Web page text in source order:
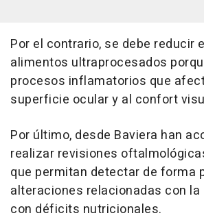
Por el contrario, se debe reducir
alimentos ultraprocesados
procesos inflamatorios que
superficie ocular y al confort
Por último, desde Baviera han
realizar revisiones
que permitan detectar de forma
alteraciones relacionadas con
con déficits nutricionales.